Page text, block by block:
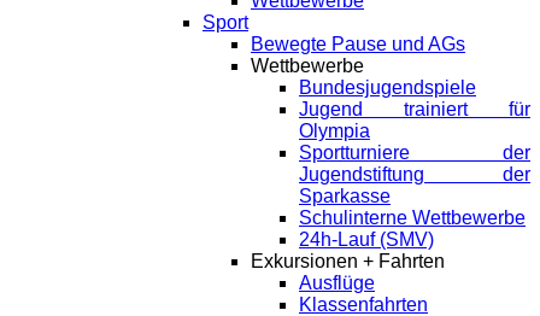
Sport
Bewegte Pause und AGs
Wettbewerbe
Bundesjugendspiele
Jugend trainiert für
Olympia
Sportturniere der
Jugendstiftung der
Sparkasse
Schulinterne Wettbewerbe
24h-Lauf (SMV)
Exkursionen + Fahrten
Ausflüge
Klassenfahrten